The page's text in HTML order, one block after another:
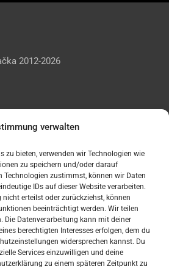
verwalten
zu bieten, verwenden wir Technologien wie
zu speichern und/oder darauf
Technologien zustimmst, können wir Daten
IDs auf dieser Website verarbeiten.
erteilst oder zurückziehst, können
beeinträchtigt werden. Wir teilen
Die Datenverarbeitung kann mit deiner
berechtigten Interesses erfolgen, dem du
widersprechen kannst. Du
Services einzuwilligen und deine
zu einem späteren Zeitpunkt zu
2012-2026
svoj oglas
– Njemačka?